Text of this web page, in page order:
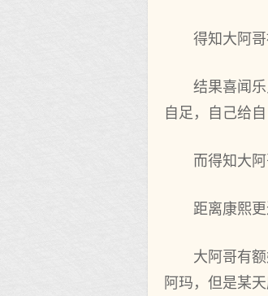
得知大阿
结果喜闻
自足，自己给
而得知大
距离康熙
大阿哥有
阿玛，但是某